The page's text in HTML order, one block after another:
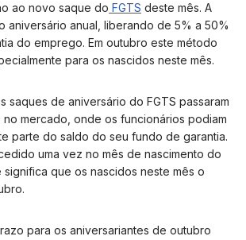
ao novo saque do FGTS deste mês. A
aniversário anual, liberando de 5% a 50%
do emprego. Em outubro este método
para os nascidos neste mês.
saques de aniversário do FGTS passaram
mercado, onde os funcionários podiam
parte do saldo do seu fundo de garantia.
uma vez no mês de nascimento do
que os nascidos neste mês o
para os aniversariantes de outubro